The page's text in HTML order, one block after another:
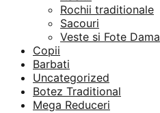
Rochii traditionale
Sacouri
Veste si Fote Dama
Copii
Barbati
Uncategorized
Botez Traditional
Mega Reduceri